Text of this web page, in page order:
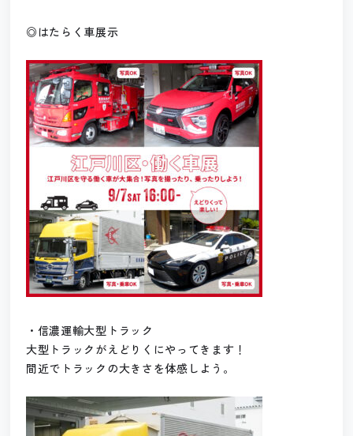
◎はたらく車展示
・信濃運輸大型トラック
大型トラックがえどりくにやってきます！
間近でトラックの大きさを体感しよう。